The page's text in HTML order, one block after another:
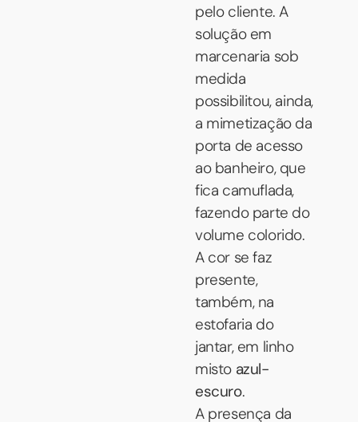
pelo cliente. A
solução em
marcenaria sob
medida
possibilitou, ainda,
a mimetização da
porta de acesso
ao banheiro, que
fica camuflada,
fazendo parte do
volume colorido.
A cor se faz
presente,
também, na
estofaria do
jantar, em linho
misto azul-
escuro.
A presença da